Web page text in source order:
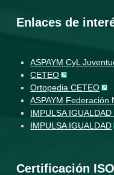
Enlaces de
ASPAYM CyL
CETEO
Ortopedia CETEO
ASPAYM Federación
IMPULSA IGUALDAD
IMPULSA IGUALDAD
Certificación